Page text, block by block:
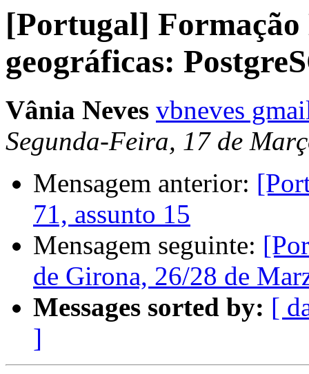
[Portugal] Formação
geográficas:
Vânia Neves vbneves
Segunda-Feira, 17 de
Mensagem anterior:
71, assunto 15
Mensagem seguinte:
de Girona, 26/28 de
Messages sorted by: [
]